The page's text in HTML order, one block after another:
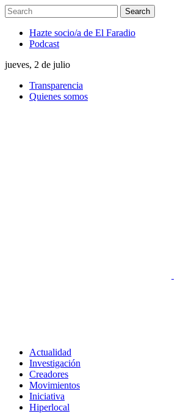
Hazte socio/a de El Faradio
Podcast
jueves, 2 de julio
Transparencia
Quienes somos
Actualidad
Investigación
Creadores
Movimientos
Iniciativa
Hiperlocal